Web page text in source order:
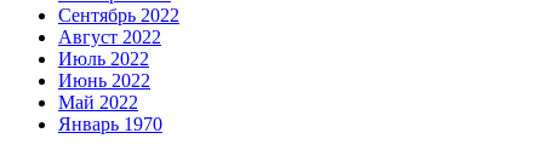
Сентябрь 2022
Август 2022
Июль 2022
Июнь 2022
Май 2022
Январь 1970